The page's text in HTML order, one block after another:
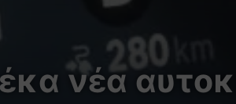
νέα